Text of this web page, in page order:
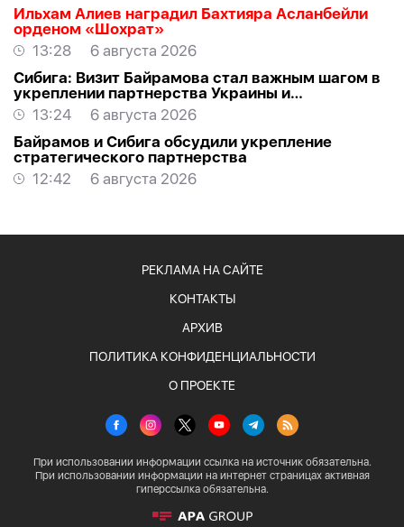
Ильхам Алиев наградил Бахтияра Асланбейли
орденом «Шохрат»
13:28
6 августа 2026
Сибига: Визит Байрамова стал важным шагом в
укреплении партнерства Украины и
Азербайджана
13:24
6 августа 2026
Байрамов и Сибига обсудили укрепление
стратегического партнерства
12:42
6 августа 2026
РЕКЛАМА НА САЙТЕ
КОНТАКТЫ
АРХИВ
ПОЛИТИКА КОНФИДЕНЦИАЛЬНОСТИ
О ПРОЕКТЕ
При использовании информации ссылка на источник обязательна.
При использовании информации на интернет страницах активная
гиперссылка обязательна.